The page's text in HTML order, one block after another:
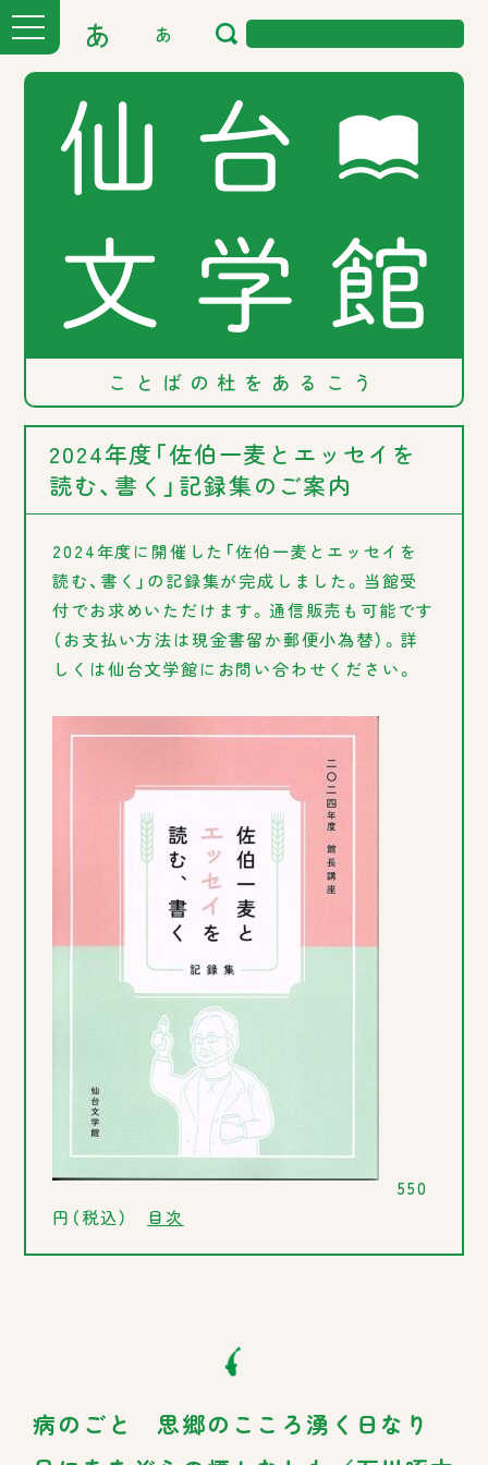
あ あ
ことばの 杜を あるこう
病のごと 思郷のこころ湧く日なり
2024年度「佐伯一麦とエッセイを
読む、書く」記録集のご案内
2024年度に開催した「佐伯一麦とエッセイを
読む、書く」の記録集が完成しました。当館受
付でお求めいただけます。通信販売も可能です
（お支払い方法は現金書留か郵便小為替）。詳
しくは仙台文学館にお問い合わせください。
550
円（税込） 目次